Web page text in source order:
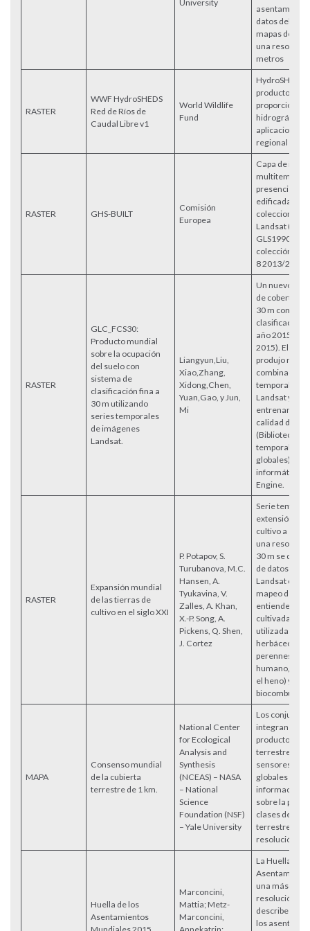
University
datos del
mapas de
una
metros
RASTER
WWF HydroSHEDS
Red de Ríos de
Caudal Libre v1
World Wildlife
Fund
HydroSHEDS
producto de
proporciona
hidrográfica
aplicaciones
regional y
RASTER GHS-BUILT
Comisión
Europea
Capa de
presencia de
edificada
colecciones
Landsat
GLS1990,
colección ad-
8 2013/2014).
RASTER
GLC_FCS30:
Producto mundial
sobre la ocupación
del suelo con
sistema de
clasificación fina a
30 m utilizando
series temporales
de imágenes
Landsat.
Liangyun,Liu,
Xiao,Zhang,
Xidong,Chen,
Yuan,Gao, y Jun,
Mi
Un nuevo
de cobertura
30 m con un
clasificación
año 2015
2015). El
produjo
combinación
temporales
Landsat y
calidad de
(Biblioteca de
temporales
globales) en
informática
Engine.
RASTER
Expansión mundial
de las tierras de
cultivo en el siglo XXI
P. Potapov, S.
Turubanova, M.C.
Hansen, A.
Tyukavina, V.
Zalles, A. Khan,
X.-P. Song, A.
Pickens, Q. Shen,
J. Cortez
Serie
extensión de
cultivo a
una
30 m se
de datos del
Landsat con
mapeo de
entiende
cultivadas a
utilizadas
herbáceos
perennes
humano,
el heno) y
MAPA
Consenso mundial
de la cubierta
terrestre de 1 km.
National Center
for Ecological
Analysis and
Synthesis
(NCEAS) – NASA
– National
Science
Foundation (NSF)
– Yale University
Los conjuntos
integran
productos de
terrestre
sensores
globales y
información
sobre la
clases de
terrestre con
resolución de
Huella de los
Asentamientos
Marconcini,
Mattia; Metz-
Marconcini,
La Huella
una máscara
resolución de
describe la
los